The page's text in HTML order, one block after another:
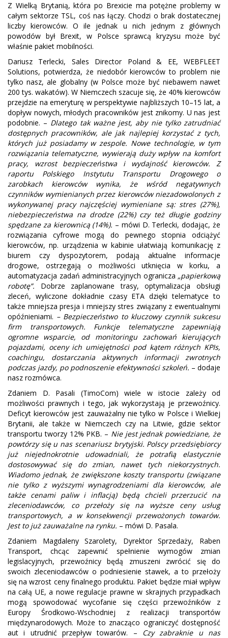
Z Wielką Brytanią, która po Brexicie ma potężne problemy w
całym sektorze TSL, coś nas łączy. Chodzi o brak dostatecznej
liczby kierowców. O ile jednak u nich jednym z głównych
powodów był Brexit, w Polsce sprawcą kryzysu może być
właśnie pakiet mobilności.
Dariusz Terlecki, Sales Director Poland & EE, WEBFLEET
Solutions, potwierdza, że niedobór kierowców to problem nie
tylko nasz, ale globalny (w Polsce może być niebawem nawet
200 tys. wakatów). W Niemczech szacuje się, że 40% kierowców
przejdzie na emeryturę w perspektywie najbliższych 10–15 lat, a
dopływ nowych, młodych pracowników jest znikomy. U nas jest
podobnie. – Dlatego tak ważne jest, aby nie tylko zatrudniać
dostępnych pracowników, ale jak najlepiej korzystać z tych,
których już posiadamy w zespole. Nowe technologie, w tym
rozwiązania telematyczne, wywierają duży wpływ na komfort
pracy, wzrost bezpieczeństwa i wydajność kierowców. Z
raportu Polskiego Instytutu Transportu Drogowego o
zarobkach kierowców wynika, że wśród negatywnych
czynników wymienianych przez kierowców niezadowolonych z
wykonywanej pracy najczęściej wymieniane są: stres (27%),
niebezpieczeństwa na drodze (22%) czy też długie godziny
spędzane za kierownicą (14%). – mówi D. Terlecki, dodając, że
rozwiązania cyfrowe mogą do pewnego stopnia odciążyć
kierowców, np. urządzenia w kabinie ułatwiają komunikację z
biurem czy dyspozytorem, podają aktualne informacje
drogowe, ostrzegają o możliwości utknięcia w korku, a
automatyzacja zadań administracyjnych ogranicza „papierkową
robotę”. Dobrze zaplanowane trasy, optymalizacja obsługi
zleceń, wyliczone dokładnie czasy ETA dzięki telematyce to
także mniejsza presja i mniejszy stres związany z ewentualnymi
opóźnieniami. – Bezpieczeństwo to kluczowy czynnik sukcesu
firm transportowych. Funkcje telematyczne zapewniają
ogromne wsparcie, od monitoringu zachowań kierujących
pojazdami, oceny ich umiejętności pod kątem różnych KPIs,
coachingu, dostarczania aktywnych informacji zwrotnych
podczas jazdy, po podnoszenie efektywności szkoleń. – dodaje
nasz rozmówca.
Zdaniem D. Pasali (TimoCom) wiele w istocie zależy od
możliwości prawnych i tego, jak wykorzystają je przewoźnicy.
Deficyt kierowców jest zauważalny nie tylko w Polsce i Wielkiej
Brytanii, ale także w Niemczech czy na Litwie, gdzie sektor
transportu tworzy 12% PKB. – Nie jest jednak powiedziane, że
powtórzy się u nas scenariusz brytyjski. Polscy przedsiębiorcy
już niejednokrotnie udowadniali, że potrafią elastycznie
dostosowywać się do zmian, nawet tych niekorzystnych.
Wiadomo jednak, że zwiększone koszty transportu (związane
nie tylko z wyższymi wynagrodzeniami dla kierowców, ale
także cenami paliw i inflacją) będą chcieli przerzucić na
zleceniodawców, co przełoży się na wyższe ceny usług
transportowych, a w konsekwencji przewożonych towarów.
Jest to już zauważalne na rynku. – mówi D. Pasala.
Zdaniem Magdaleny Szarolety, Dyrektor Sprzedaży, Raben
Transport, chcąc zapewnić spełnienie wymogów zmian
legislacyjnych, przewoźnicy będą zmuszeni zwrócić się do
swoich zleceniodawców o podniesienie stawek, a to przełoży
się na wzrost ceny finalnego produktu. Pakiet będzie miał wpływ
na całą UE, a nowe regulacje prawne w skrajnych przypadkach
mogą spowodować wycofanie się części przewoźników z
Europy Środkowo-Wschodniej z realizacji transportów
międzynarodowych. Może to znacząco ograniczyć dostępność
aut i utrudnić przepływ towarów. – Czy zabraknie u nas